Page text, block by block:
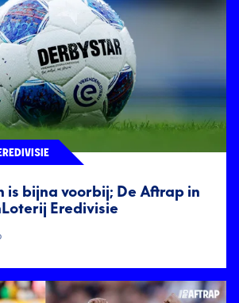
is bijna voorbij; De Aftrap in
Eredivisie